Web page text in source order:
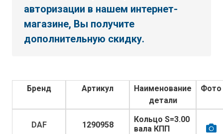
авторизации в нашем интернет-
магазине, Вы получите
дополнительную скидку.
Бренд Артикул
Наименование
детали
Фото
DAF 1290958
Кольцо S=3.00
вала КПП